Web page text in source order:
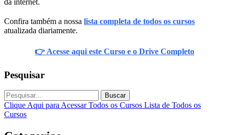
Confira também a nossa lista completa de todos os cursos
atualizada diariamente.
👉 Acesse aqui este Curso e o Drive Completo
Pesquisar
Buscar
Clique Aqui para Acessar Todos os Cursos Lista de Todos os
Cursos